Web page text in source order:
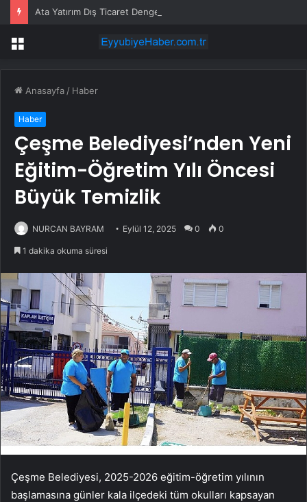
Ata Yatırım Dış Ticaret Dengesi Analiz Raporunu Yayımladı
Menü
Anasayfa / Haber
Haber
Çeşme Belediyesi’nden Yeni
Eğitim-Öğretim Yılı Öncesi
Büyük Temizlik
NURCAN BAYRAM Eylül 12, 2025 0 0
1 dakika okuma süresi
Çeşme Belediyesi, 2025-2026 eğitim-öğretim yılının
başlamasına günler kala ilçedeki tüm okulları kapsayan